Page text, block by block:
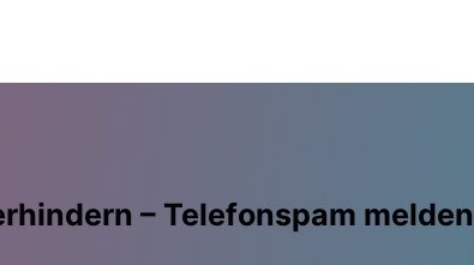
– Telefonspam melden